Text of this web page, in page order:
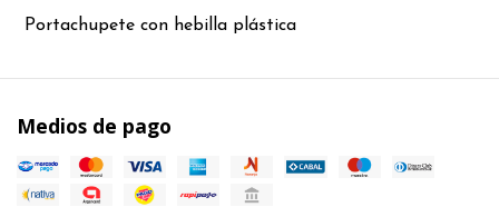
Portachupete con hebilla plástica
Medios de pago